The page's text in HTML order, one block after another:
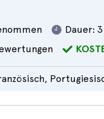
Dauer: